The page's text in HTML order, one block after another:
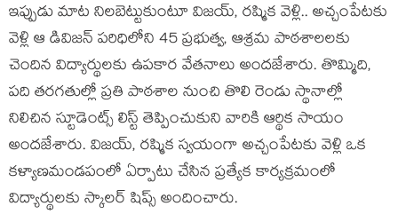
ఇప్పుడు మాట నిలబెట్టుకుంటూ విజయ్, రష్మిక వెళ్లి.. అచ్చంపేటకు
వెళ్లి ఆ డివిజన్‌ పరిధిలోని 45 ప్రభుత్వ, ఆశ్రమ పాఠశాలలకు
చెందిన విద్యార్థులకు ఉపకార వేతనాలు అందజేశారు. తొమ్మిది,
పది తరగతుల్లో ప్రతి పాఠశాల నుంచి తొలి రెండు స్థానాల్లో
నిలిచిన స్టూడెంట్స్ లిస్ట్ తెప్పించుకుని వారికి ఆర్థిక సాయం
అందజేశారు. విజయ్, రష్మిక స్వయంగా అచ్చంపేటకు వెళ్లి ఒక
కళ్యాణమండపంలో ఏర్పాటు చేసిన ప్రత్యేక కార్యక్రమంలో
విద్యార్థులకు స్కాలర్ షిప్స్ అందించారు.